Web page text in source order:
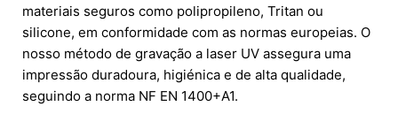
materiais seguros como polipropileno, Tritan ou
silicone, em conformidade com as normas europeias. O
nosso método de gravação a laser UV assegura uma
impressão duradoura, higiénica e de alta qualidade,
seguindo a norma NF EN 1400+A1.